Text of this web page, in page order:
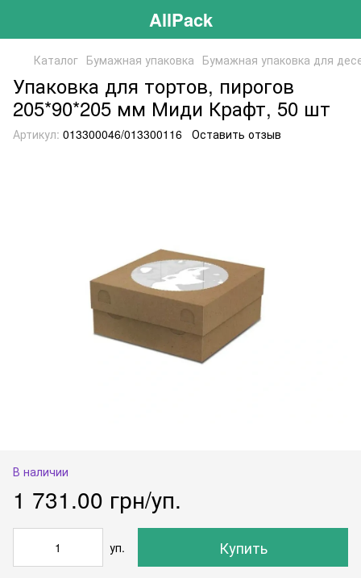
AllPack
Каталог Бумажная упаковка Бумажная упаковка для
Упаковка для тортов, пирогов
205*90*205 мм Миди Крафт, 50 шт
Артикул: 013300046/013300116 Оставить отзыв
В наличии
1 731.00 грн/уп.
уп. Купить